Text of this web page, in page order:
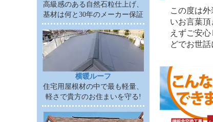
高級感のある自然石粒仕上げ、
基材は何と30年のメーカー保証
横暖ルーフ
住宅用屋根材の中で最も軽量、
軽さで貴方のお住まいを守る!
この度は
いお言葉
えずご安
どでお世